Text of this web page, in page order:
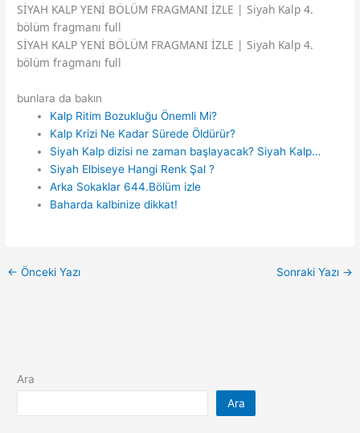
SİYAH KALP YENİ BÖLÜM FRAGMANI İZLE | Siyah Kalp 4.
bölüm fragmanı full
SİYAH KALP YENİ BÖLÜM FRAGMANI İZLE | Siyah Kalp 4.
bölüm fragmanı full
bunlara da bakın
Kalp Ritim Bozukluğu Önemli Mi?
Kalp Krizi Ne Kadar Sürede Öldürür?
Siyah Kalp dizisi ne zaman başlayacak? Siyah Kalp…
Siyah Elbiseye Hangi Renk Şal ?
Arka Sokaklar 644.Bölüm izle
Baharda kalbinize dikkat!
← Önceki Yazı Sonraki Yazı →
Ara
Ara